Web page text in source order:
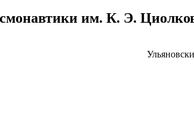
им. К. Э.